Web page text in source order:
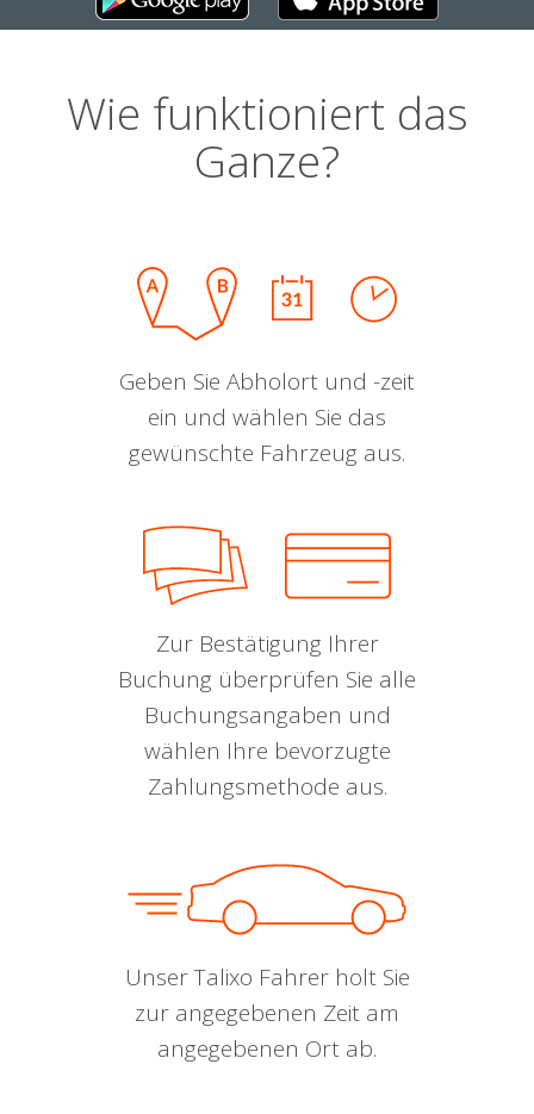
Wie funktioniert das
Ganze?
Geben Sie Abholort und -zeit
ein und wählen Sie das
gewünschte Fahrzeug aus.
Zur Bestätigung Ihrer
Buchung überprüfen Sie alle
Buchungsangaben und
wählen Ihre bevorzugte
Zahlungsmethode aus.
Unser Talixo Fahrer holt Sie
zur angegebenen Zeit am
angegebenen Ort ab.